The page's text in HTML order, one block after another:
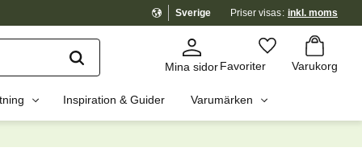
Sverige Priser visas inkl. moms
Mina sidorFavoriter Varukorg
Favoriter
Kundvagn
Inspiration & Guider Varumärken